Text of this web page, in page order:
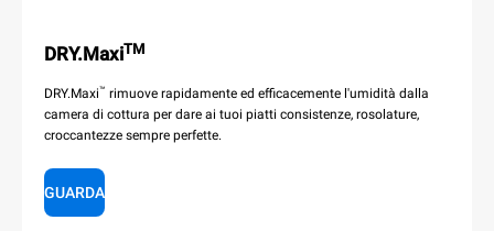
DRY.MaxiTM
DRY.Maxi™ rimuove rapidamente ed efficacemente l'umidità dalla
camera di cottura per dare ai tuoi piatti consistenze, rosolature,
croccantezze sempre perfette.
GUARDA